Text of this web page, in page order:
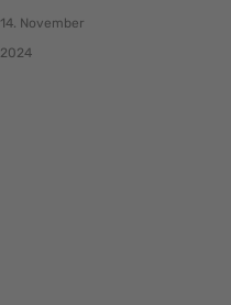
14. November
2024